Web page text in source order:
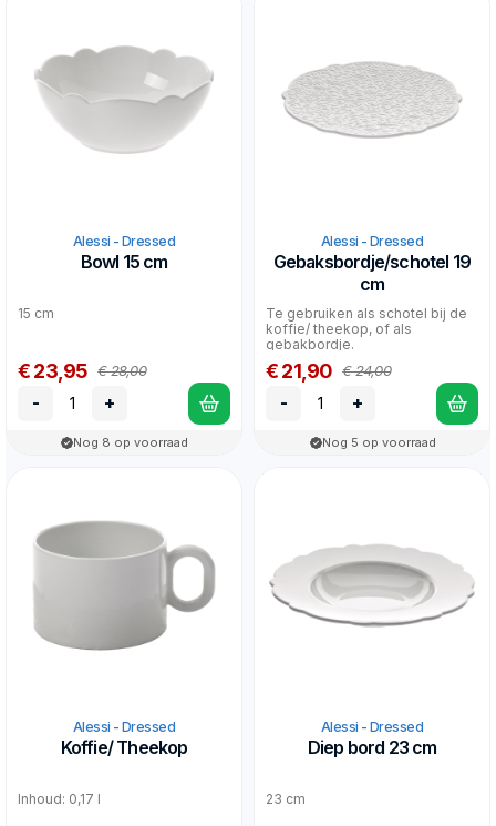
Alessi - Dressed
Bowl 15 cm
15 cm
€ 23,95 € 28,00
- +
Nog 8 op voorraad
Alessi - Dressed
Gebaksbordje/schotel 19
cm
Te gebruiken als schotel bij de
koffie/ theekop, of als
gebakbordje.
€ 21,90 € 24,00
- +
Nog 5 op voorraad
Alessi - Dressed
Koffie/ Theekop
Inhoud: 0,17 l
Alessi - Dressed
Diep bord 23 cm
23 cm